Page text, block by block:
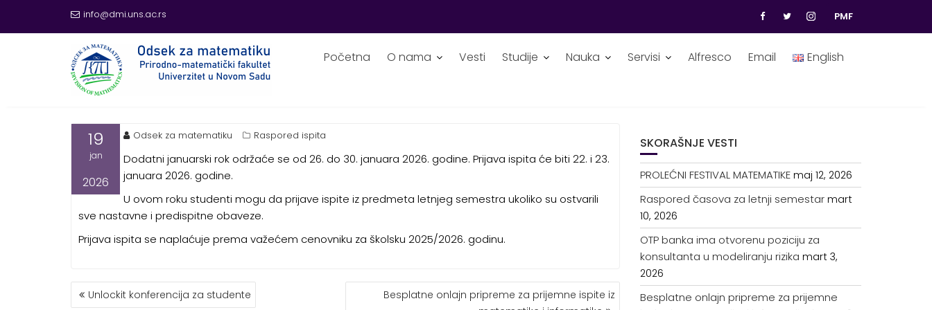
info@dmi.uns.ac.rs PMF
Početna O nama Vesti Studije Nauka Servisi Alfresco Email English
DODATNI JANUARSKI ROK
19
jan
2026
Odsek za matematiku Raspored ispita
Dodatni januarski rok održaće se od 26. do 30. januara 2026. godine. Prijava ispita će biti 22. i 23.
januara 2026. godine.
U ovom roku studenti mogu da prijave ispite iz predmeta letnjeg semestra ukoliko su ostvarili
sve nastavne i predispitne obaveze.
Prijava ispita se naplaćuje prema važećem cenovniku za školsku 2025/2026. godinu.
KRETANJE
ČLANKA
Unlockit konferencija za studente
Besplatne onlajn pripreme za prijemne ispite iz
SKORAŠNJE VESTI
PROLEĆNI FESTIVAL MATEMATIKE maj 12, 2026
Raspored časova za letnji semestar mart
10, 2026
OTP banka ima otvorenu poziciju za
konsultanta u modeliranju rizika mart 3,
2026
Besplatne onlajn pripreme za prijemne